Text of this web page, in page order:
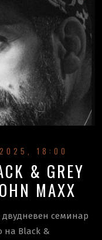
18:00
& GREY
MAXX
двудневен семинар
на Black &